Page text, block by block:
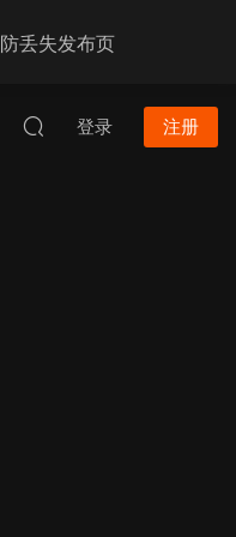
防丢失发布页
登录 注册